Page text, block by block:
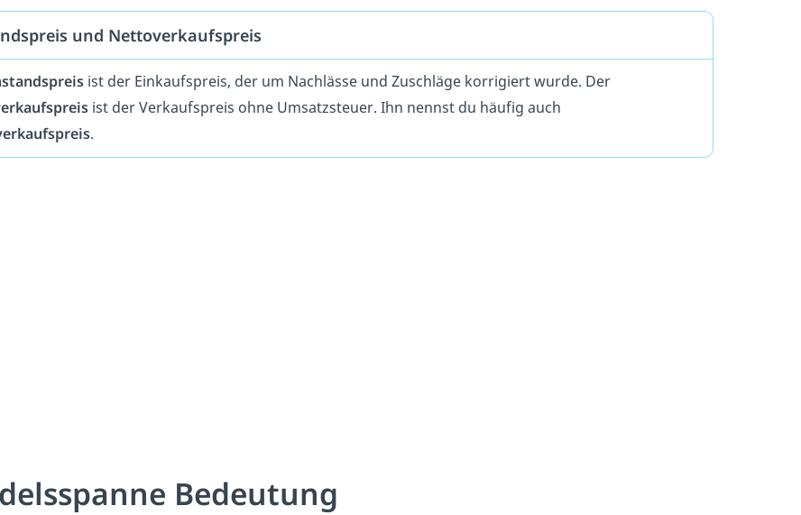
und Nettoverkaufspreis
ist der Einkaufspreis, der um Nachlässe und Zuschläge korrigiert wurde. Der
ist der Verkaufspreis ohne Umsatzsteuer. Ihn nennst du häufig auch
.
Bedeutung